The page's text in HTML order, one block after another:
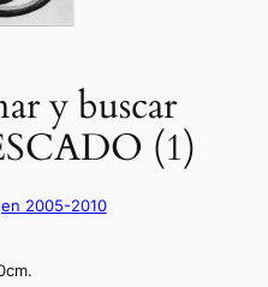
y buscar
(1)
2005-2010